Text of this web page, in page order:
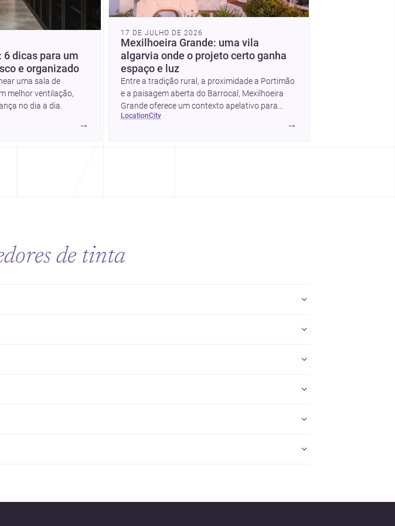
6 dicas para um
e organizado
uma sala de
melhor ventilação,
no dia a dia.
→
17 DE JULHO DE 2026
Mexilhoeira Grande: uma vila
algarvia onde o projeto certo ganha
espaço e luz
Entre a tradição rural, a proximidade a Portimão
e a paisagem aberta do Barrocal, Mexilhoeira
Grande oferece um contexto apelativo para
quem quer construir, renovar ou desenhar um
location city
→
de tinta